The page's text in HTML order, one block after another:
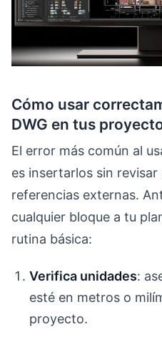
Cómo usar
DWG en tus
El error más común al
es insertarlos sin revisar
referencias externas.
cualquier bloque a tu
rutina básica:
Verifica unidades:
esté en metros o
proyecto.